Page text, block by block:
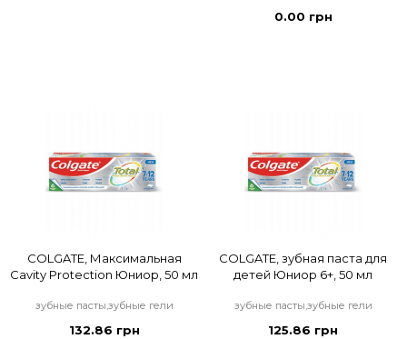
0.00 грн
COLGATE, Максимальная
Cavity Protection Юниор, 50 мл
зубные пасты,зубные гели
132.86 грн
COLGATE, зубная паста для
детей Юниор 6+, 50 мл
зубные пасты,зубные гели
125.86 грн